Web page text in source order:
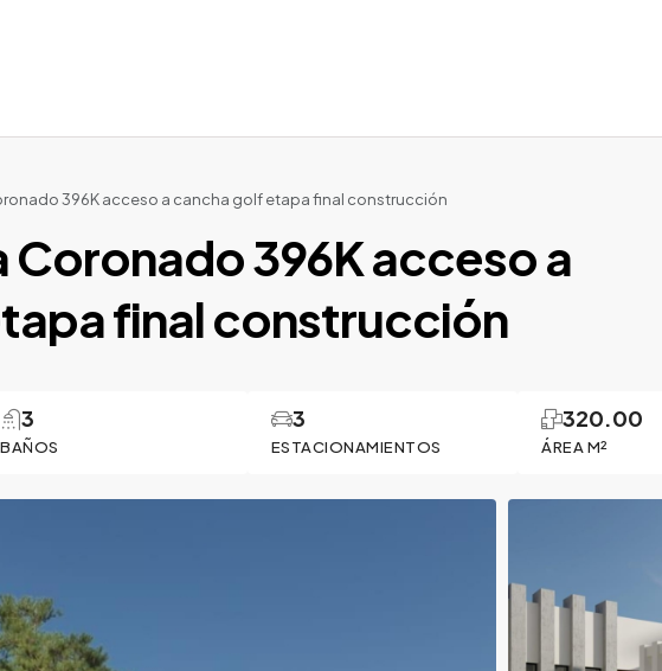
396K acceso a cancha golf etapa final construcción
Coronado 396K acceso a
final construcción
BAÑOS
3
ESTACIONAMIENTOS
3
ÁREA M²
320.00